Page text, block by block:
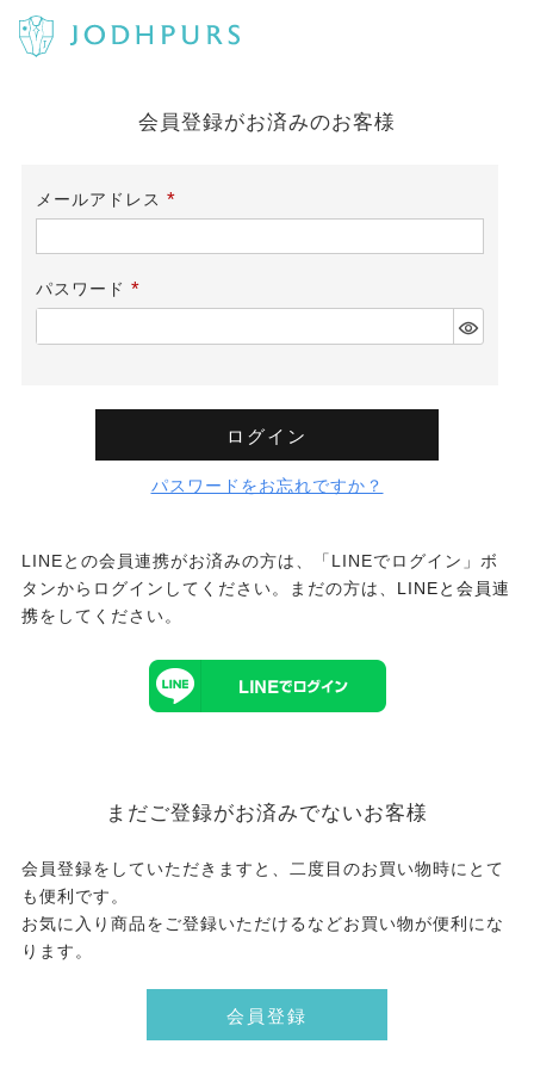
会員登録がお済みのお客様
メールアドレス
須)
パスワード
須)
ログイン
パスワードをお忘れですか？
LINEとの会員連携がお済みの方は、「LINEでログイン」ボ
タンからログインしてください。まだの方は、 LINEと会員連
携をしてください。
まだご登録がお済みでないお客様
会員登録をしていただきますと、二度目のお買い物時にとて
も便利です。
お気に入り商品をご登録いただけるなどお買い物が便利にな
ります。
会員登録